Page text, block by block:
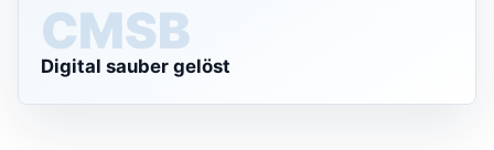
CMS
Digital sauber gelöst